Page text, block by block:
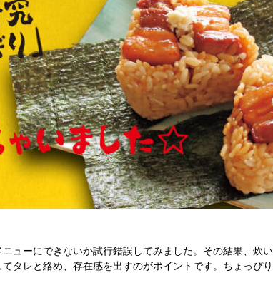
ューにできないか試行錯誤してみました。その結果、炊
タレと絡め、存在感を出すのがポイントです。ちょっぴ